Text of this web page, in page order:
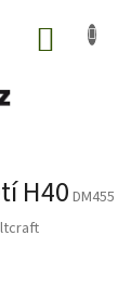
H40 DM455